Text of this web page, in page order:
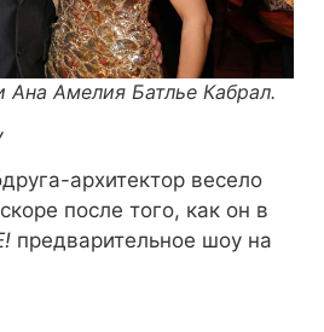
Ана Амелия Батлье Кабрал.
архитектор весело
после того, как он в
предварительное шоу на